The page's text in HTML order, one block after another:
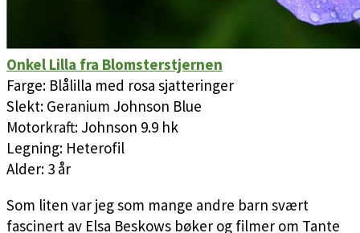
Onkel Lilla fra Blomsterstjernen
Farge: Blålilla med rosa sjatteringer
Slekt: Geranium Johnson Blue
Motorkraft: Johnson 9.9 hk
Legning: Heterofil
Alder: 3 år
Som liten var jeg som mange andre barn svært
fascinert av Elsa Beskows bøker og filmer om Tante